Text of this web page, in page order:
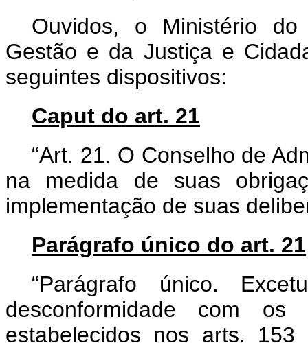
Ouvidos, o Ministério do
Gestão e da Justiça e
seguintes dispositivos:
Caput do art. 21
“Art. 21. O Conselho de
na medida de suas
implementação de suas
Parágrafo único do art. 21
“Parágrafo único.
desconformidade com os
estabelecidos nos arts.